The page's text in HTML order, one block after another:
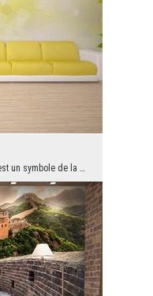
Le papier peint avec du thé vert c'est un symbole de la fraîcheur et de la proximité avec la natu...